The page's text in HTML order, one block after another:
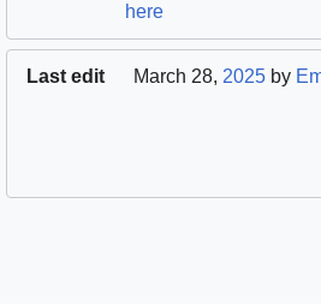
here
Last edit March 28, 2025 by